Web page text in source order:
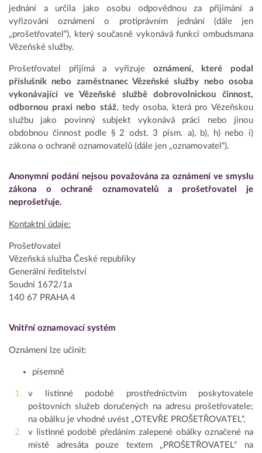
jednání a určila jako osobu odpovědnou za přijímání a
vyřizování oznámení o protiprávním jednání (dále jen
„prošetřovatel“), který současně vykonává funkci ombudsmana
Vězeňské služby.
Prošetřovatel přijímá a vyřizuje oznámení, které podal
příslušník nebo zaměstnanec Vězeňské služby nebo osoba
vykonávající ve Vězeňské službě dobrovolnickou činnost,
odbornou praxi nebo stáž, tedy osoba, která pro Vězeňskou
službu jako povinný subjekt vykonává práci nebo jinou
obdobnou činnost podle § 2 odst. 3 písm. a), b), h) nebo i)
zákona o ochraně oznamovatelů (dále jen „oznamovatel“).
Anonymní podání nejsou považována za oznámení ve smyslu
zákona o ochraně oznamovatelů a prošetřovatel je
neprošetřuje.
Kontaktní údaje:
Prošetřovatel
Vězeňská služba České republiky
Generální ředitelství
Soudní 1672/1a
140 67 PRAHA 4
Vnitřní oznamovací systém
Oznámení lze učinit:
písemně
v listinné podobě prostřednictvím poskytovatele
poštovních služeb doručených na adresu prošetřovatele;
na obálku je vhodné uvést „OTEVŘE PROŠETŘOVATEL“,
v listinné podobě předáním zalepené obálky označené na
místě adresáta pouze textem „PROŠETŘOVATEL“ na